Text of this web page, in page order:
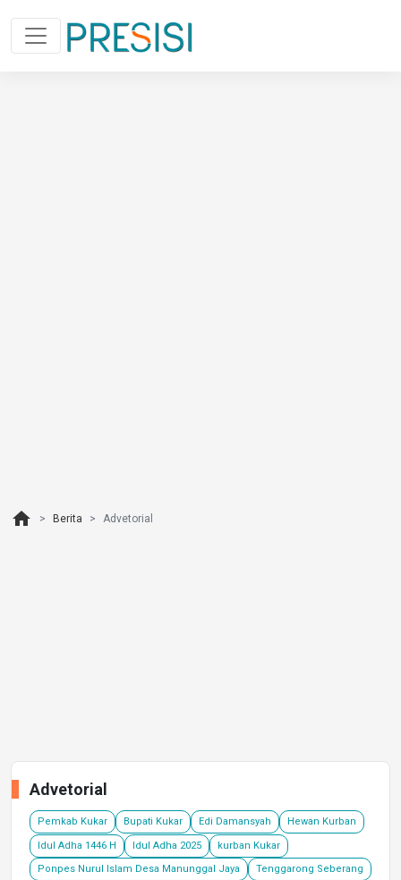
home Berita Advetorial
Advetorial
Pemkab Kukar Bupati Kukar Edi Damansyah Hewan Kurban
Idul Adha 1446 H Idul Adha 2025 kurban Kukar
Ponpes Nurul Islam Desa Manunggal Jaya Tenggarong Seberang